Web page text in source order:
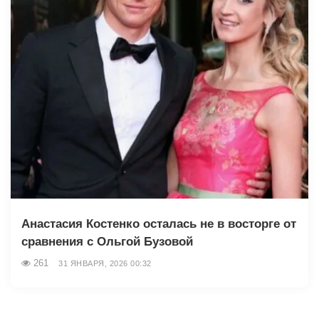
Анастасия Костенко осталась не в восторге от
сравнения с Ольгой Бузовой
261 31 ЯНВАРЯ, 2026 00:32